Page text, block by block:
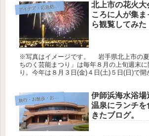
アイデア・応急処置・問題解決
北上市の花火大
ころに人が集
ら観覧してみた
※写真はイメージです。 岩手県北上市の
ちのく芸能まつり」は毎年８月の上旬週末
り。今年は８月３日(金)４日(土)５日(日)で開
旅
行・お散歩・おでかけ
伊師浜海水浴場
温泉にランチを
きたブログ。